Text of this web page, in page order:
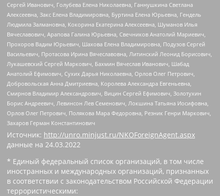
Сергей Иванович, Голубева Елена Николаевна, Ганнушкина Светлана
Алексеевна, Закс Елена Владимировна, Буртина Елена Юрьевна, Гендель
Людмила Залмановна, Кокорина Екатерина Алексеевна, Шуманов Илья
Вячеславович, Арапова Галина Юрьевна, Свечников Анатолий Мариевич,
Прохоров Вадим Юрьевич, Шахова Елена Владимировна, Подузов Сергей
Васильевич, Протасова Ирина Вячеславовна, Литинский Леонид Борисович,
Лукашевский Сергей Маркович, Бахмин Вячеслав Иванович, Шабад
Анатолий Ефимович, Сухих Дарья Николаевна, Орлов Олег Петрович,
Добровольская Анна Дмитриевна, Королева Александра Евгеньевна,
Смирнов Владимир Александрович, Вицин Сергей Ефимович, Золотухин
Борис Андреевич, Левинсон Лев Семенович, Локшина Татьяна Иосифовна,
Орлов Олег Петрович, Полякова Мара Федоровна, Резник Генри Маркович,
Захаров Герман Константинович
Источник: http://unro.minjust.ru/NKOForeignAgent.aspx
данные на 24.03.2022
* Единый федеральный список организаций, в том числе
иностранных и международных организаций, признанных
в соответствии с законодательством Российской Федерации
террористическими: